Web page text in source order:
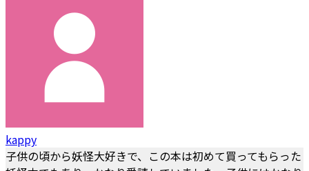
kappy
子供の頃から妖怪大好きで、この本は初めて買ってもらった